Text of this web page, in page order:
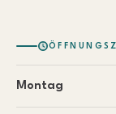
Montag